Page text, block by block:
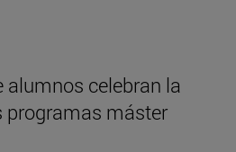
alumnos celebran la
programas máster